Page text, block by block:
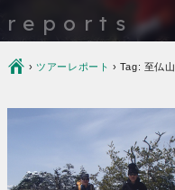
reports
Ç › ツアーレポート › Tag: 至仏山